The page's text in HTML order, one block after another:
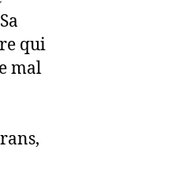
qui
mal